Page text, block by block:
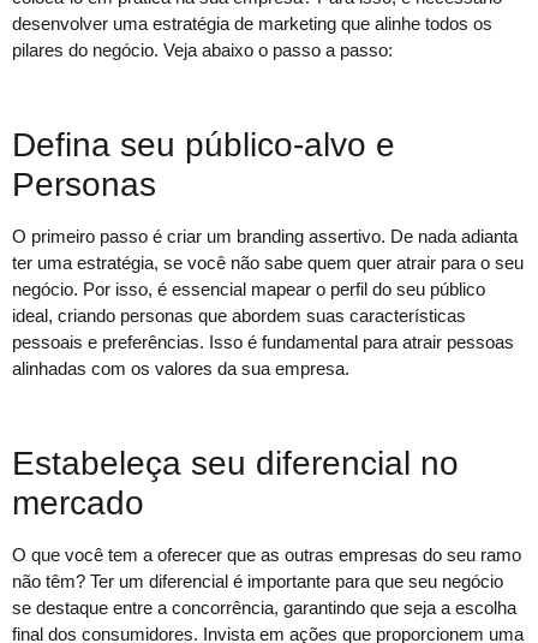
desenvolver uma estratégia de marketing que alinhe todos os
pilares do negócio. Veja abaixo o passo a passo:
Defina seu público-alvo e
Personas
O primeiro passo é criar um branding assertivo. De nada adianta
ter uma estratégia, se você não sabe quem quer atrair para o seu
negócio. Por isso, é essencial mapear o perfil do seu público
ideal, criando personas que abordem suas características
pessoais e preferências. Isso é fundamental para atrair pessoas
alinhadas com os valores da sua empresa.
Estabeleça seu diferencial no
mercado
O que você tem a oferecer que as outras empresas do seu ramo
não têm? Ter um diferencial é importante para que seu negócio
se destaque entre a concorrência, garantindo que seja a escolha
final dos consumidores. Invista em ações que proporcionem uma